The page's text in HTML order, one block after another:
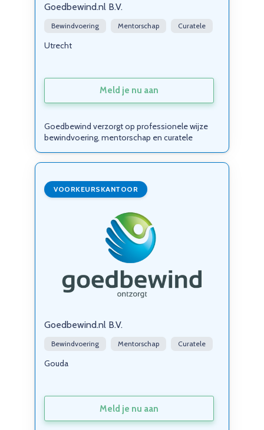
Goedbewind.nl B.V.
Bewindvoering Mentorschap Curatele
Utrecht
Meld je nu aan
Goedbewind verzorgt op professionele wijze
bewindvoering, mentorschap en curatele
VOORKEURSKANTOOR
Goedbewind.nl B.V.
Bewindvoering Mentorschap Curatele
Gouda
Meld je nu aan